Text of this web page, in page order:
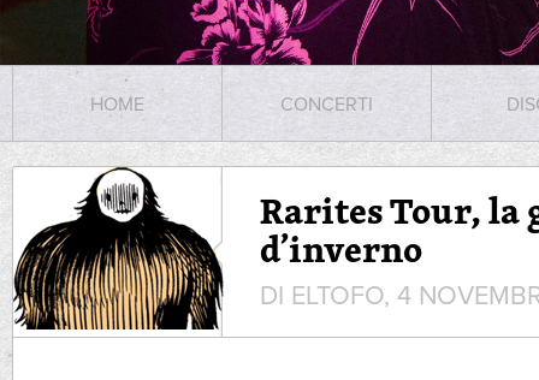
HOME CONCERTI
Rarites Tour, la
d’inverno
DI ELTOFO, 4